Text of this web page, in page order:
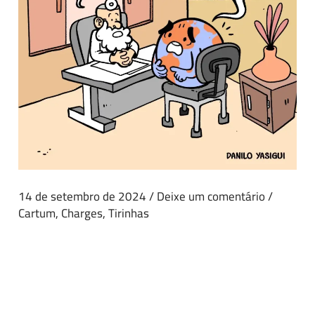
14 de setembro de 2024/Deixe um comentário/
Cartum,Charges,Tirinhas